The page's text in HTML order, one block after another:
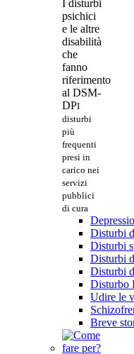
I disturbi
psichici
e le altre
disabilità
che
fanno
riferimento
al DSM-
DPI
disturbi
più
frequenti
presi in
carico nei
servizi
pubblici
di cura
Disturbi
Disturbi
Disturbi
Disturbi
Disturbo
Udire le
Breve